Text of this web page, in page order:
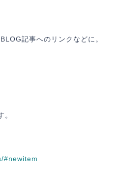
記事へのリンクなどに。
#newitem
/